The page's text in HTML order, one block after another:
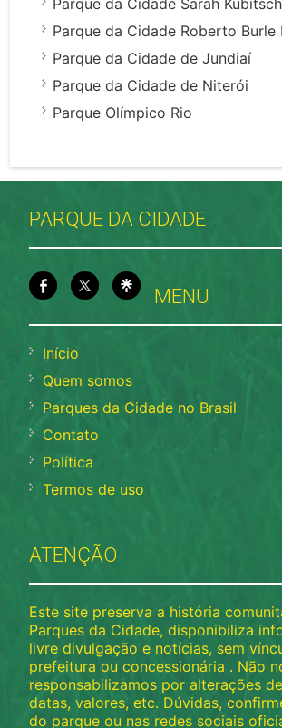
Parque da Cidade Roberto Burle
Parque da Cidade de Jundiaí
Parque da Cidade de Niterói
Parque Olímpico Rio
PARQUE DA CIDADE
MENU
Início
Quem somos
Parques da Cidade no Brasil
Contato
Política
Termos de uso
ATENÇÃO
Este site preserva a história
Parques da Cidade, disponibiliza
livre divulgação e notícias, sem
prefeitura ou concessionária . Não
responsabilizamos por alterações
datas, valores, etc. Dúvidas,
do parque ou nas redes sociais